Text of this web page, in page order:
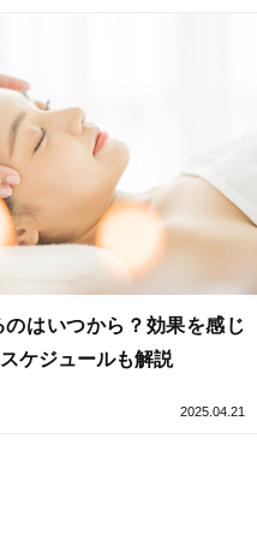
はいつから？効果を感じ
ケジュールも解説
2025.04.21